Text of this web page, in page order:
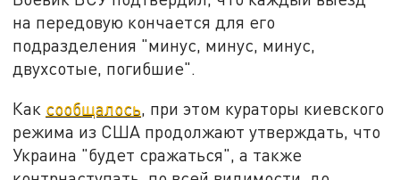
на передовую кончается для его
подразделения "минус, минус, минус,
двухсотые, погибшие".
Как сообщалось, при этом кураторы киевского
режима из США продолжают утверждать, что
Украина "будет сражаться", а также